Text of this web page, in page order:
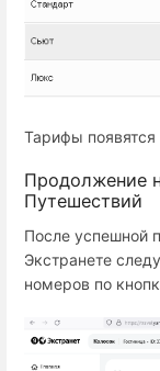
Тарифы
Продолжение
Путешествий
После успешной
Экстранете
номеров по